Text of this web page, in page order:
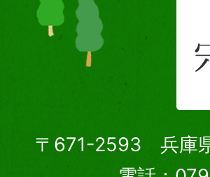
〒671-2593 兵庫